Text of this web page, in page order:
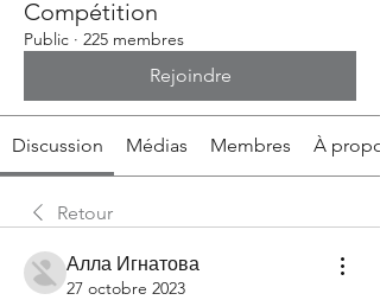
Compétition
Public · 225 membres
Rejoindre
Discussion Médias Membres À
Retour
Алла Игнатова
27 octobre 2023